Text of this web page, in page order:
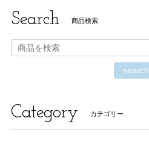
Search 商品検索
search
Category カテゴリー